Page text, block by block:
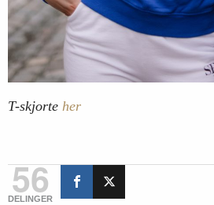
T-skjorte her
56
DELINGER